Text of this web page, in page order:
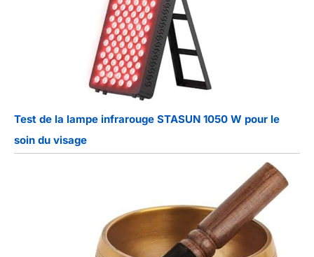
Test de la lampe infrarouge STASUN 1050 W pour le
soin du visage